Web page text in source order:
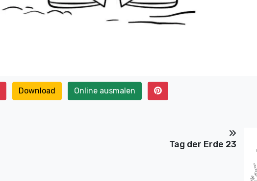
Download Online ausmalen
Tag der Erde 23